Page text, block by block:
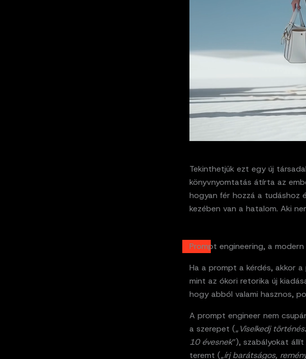
Tekinthetjük ezt egy új
könyvnyomtatás átírta az
hogyan fér hozzá a tudáshoz
kezében van a hatalom. Aki
Prompt engineering, a
Ha a prompt a kérdés, akkor
mint az ókori retorika új
hogy abból valami hasznos,
A prompt engineer nem
a szerepet („Viselkedj
10 évesnek”), szabályokat állít
teremt („írj barátságos,